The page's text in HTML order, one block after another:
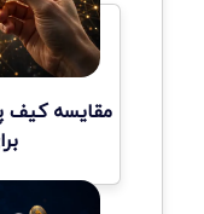
مقایسه کیف